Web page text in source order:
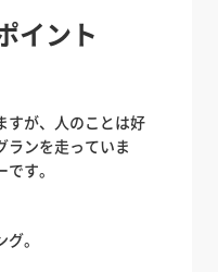
イント
すが、人のことは好
ランを走っていま
す。
。